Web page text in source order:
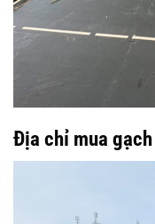
Địa chỉ mua